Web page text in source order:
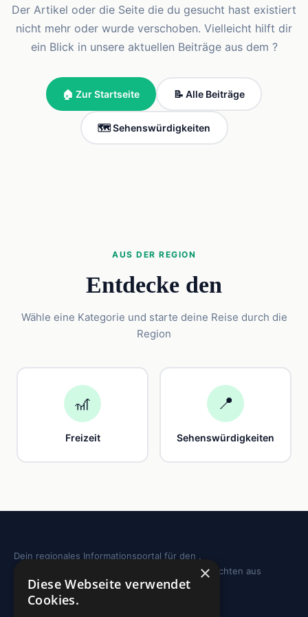
Der Artikel oder die Seite die du gesucht hast existiert
nicht mehr oder wurde verschoben. Vielleicht hilft dir
ein Blick in unsere aktuellen Beiträge aus dem ?
🏠 Zur Startseite 📝 Alle Beiträge
🗺️ Sehenswürdigkeiten
AUS DER REGION
Entdecke den
Wähle eine Kategorie und starte deine Reise durch die
Region
🎢
Freizeit
📍
Sehenswürdigkeiten
Dein regionales Informationsportal für den .
Sehenswürdigkeiten, Ausflugstipps und Geschichten aus
deiner Region.
×
Diese Webseite verwendet
Cookies.